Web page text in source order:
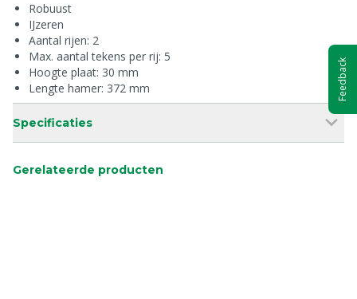
Robuust
IJzeren
Aantal rijen: 2
Max. aantal tekens per rij: 5
Hoogte plaat: 30 mm
Lengte hamer: 372 mm
Specificaties
Gerelateerde producten
Feedback